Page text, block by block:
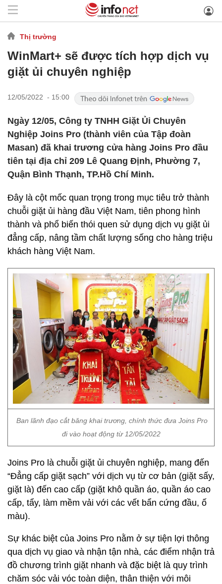
Thị trường
WinMart+ sẽ được tích hợp dịch vụ
giặt ủi chuyên nghiệp
12/05/2022 - 15:00
Ngày 12/05, Công ty TNHH Giặt Ủi Chuyên
Nghiệp Joins Pro (thành viên của Tập đoàn
Masan) đã khai trương cửa hàng Joins Pro đầu
tiên tại địa chỉ 209 Lê Quang Định, Phường 7,
Quận Bình Thạnh, TP.Hồ Chí Minh.
Đây là cột mốc quan trọng trong mục tiêu trở thành
chuỗi giặt ủi hàng đầu Việt Nam, tiên phong hình
thành và phổ biến thói quen sử dụng dịch vụ giặt ủi
đẳng cấp, nâng tầm chất lượng sống cho hàng triệu
khách hàng Việt Nam.
Ban lãnh đạo cắt băng khai trương, chính thức đưa Joins Pro
đi vào hoạt động từ 12/05/2022
Joins Pro là chuỗi giặt ủi chuyên nghiệp, mang đến
“Đẳng cấp giặt sạch” với dịch vụ từ cơ bản (giặt sấy,
giặt là) đến cao cấp (giặt khô quần áo, quần áo cao
cấp, tẩy, làm mềm vải với các vết bẩn cứng đầu, ố
màu).
Sự khác biệt của Joins Pro nằm ở sự tiện lợi thông
qua dịch vụ giao và nhận tận nhà, các điểm nhận trả
đồ chương trình giặt nhanh và đặc biệt là quy trình
chăm sóc vải vóc toàn diện, thân thiện với môi